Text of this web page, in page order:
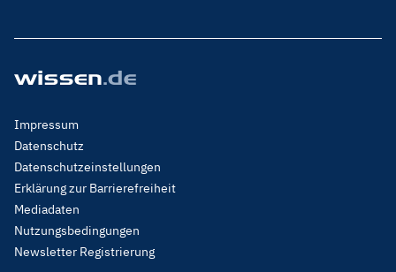
Footer
Menu
Legal
Impressum
Datenschutz
Datenschutzeinstellungen
Erklärung zur Barrierefreiheit
Mediadaten
Nutzungsbedingungen
Newsletter Registrierung